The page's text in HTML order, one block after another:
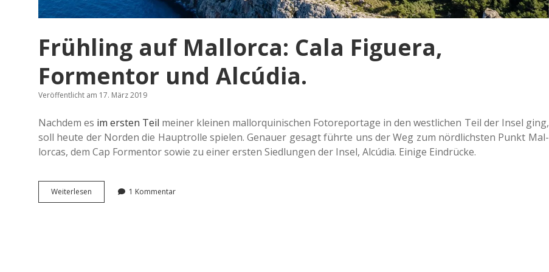
Frühling auf Mallorca: Cala Figuera,
Formentor und Alcúdia.
Veröffentlicht am 17. März 2019
Nach­dem es im ersten Teil meiner klei­nen mal­lor­qui­ni­schen Foto­re­por­ta­ge in den west­li­chen Teil der Insel ging,
soll heute der Norden die Haupt­rol­le spie­len. Genau­er gesagt führte uns der Weg zum nörd­lichs­ten Punkt Mal­
lor­cas, dem Cap For­men­tor sowie zu einer ersten Sied­lun­gen der Insel, Alcú­dia. Einige Eindrücke.
Wei­ter­le­sen
ling
1 Kommentar